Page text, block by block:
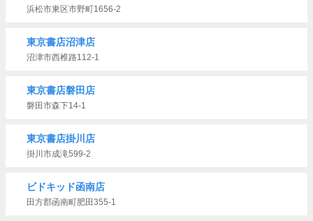
浜松市東区市野町1656-2
東京書店沼津店
沼津市西椎路112-1
東京書店磐田店
磐田市森下14-1
東京書店掛川店
掛川市成滝599-2
ビドキッド函南店
田方郡函南町肥田355-1